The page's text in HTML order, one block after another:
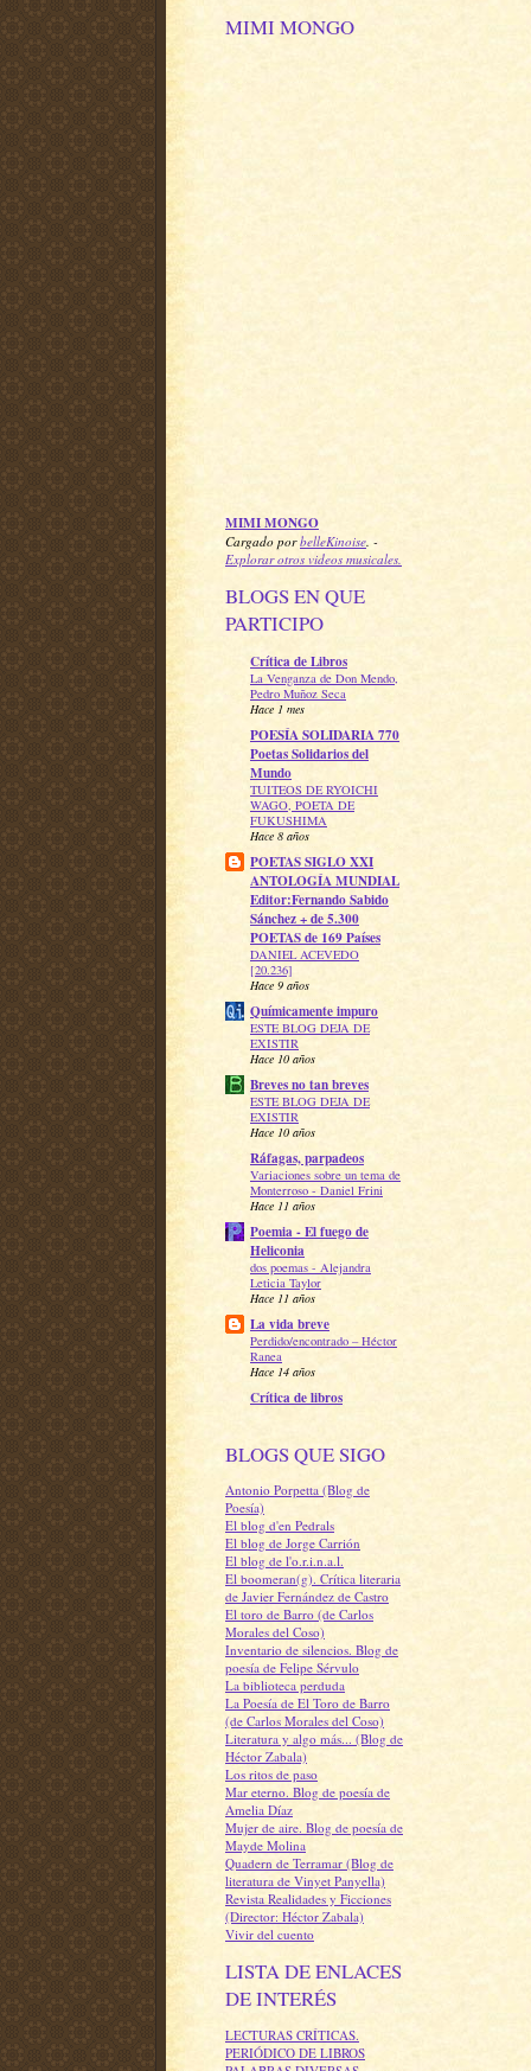
MIMI MONGO
MIMI MONGO
Cargado porbelleKinoise. -
Explorar otros videos musicales.
BLOGS EN QUE
PARTICIPO
Crítica de Libros
La Venganza de Don Mendo,
Pedro Muñoz Seca
Hace 1 mes
POESÍA SOLIDARIA 770
Poetas Solidarios del
Mundo
TUITEOS DE RYOICHI
WAGO, POETA DE
FUKUSHIMA
Hace 8 años
POETAS SIGLO XXI
ANTOLOGÍA MUNDIAL
Editor:Fernando Sabido
Sánchez + de 5.300
POETAS de 169 Países
DANIEL ACEVEDO
[20.236]
Hace 9 años
Químicamente impuro
ESTE BLOG DEJA DE
EXISTIR
Hace 10 años
Breves no tan breves
ESTE BLOG DEJA DE
EXISTIR
Hace 10 años
Ráfagas, parpadeos
Variaciones sobre un tema de
Monterroso - Daniel Frini
Hace 11 años
Poemia - El fuego de
Heliconia
dos poemas - Alejandra
Leticia Taylor
Hace 11 años
La vida breve
Perdido/encontrado – Héctor
Ranea
Hace 14 años
Crítica de libros
BLOGS QUE SIGO
Antonio Porpetta (Blog de
Poesía)
El blog d'en Pedrals
El blog de Jorge Carrión
El blog de l'o.r.i.n.a.l.
El boomeran(g). Crítica literaria
de Javier Fernández de Castro
El toro de Barro (de Carlos
Morales del Coso)
Inventario de silencios. Blog de
poesía de Felipe Sérvulo
La biblioteca perduda
La Poesía de El Toro de Barro
(de Carlos Morales del Coso)
Literatura y algo más... (Blog de
Héctor Zabala)
Los ritos de paso
Mar eterno. Blog de poesía de
Amelia Díaz
Mujer de aire. Blog de poesía de
Mayde Molina
Quadern de Terramar (Blog de
literatura de Vinyet Panyella)
Revista Realidades y Ficciones
(Director: Héctor Zabala)
Vivir del cuento
LISTA DE ENLACES
DE INTERÉS
LECTURAS CRÍTICAS.
PERIÓDICO DE LIBROS